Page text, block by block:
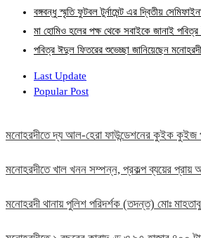
বঙ্গবন্ধু স্মৃতি ফুটবল টুর্নামেন্ট এর দ্বিতীয়
মা হোমিও হলের পক্ষ থেকে সবাইকে জানাই
পবিত্র ঈদুল ফিতরের শুভেচ্ছা জানিয়েছেন
Last Update
Popular Post
মনোহরদীতে দ্য আল-হেরা ফাউন্ডেশনের কুইক কুইজ
মনোহরদীতে খাল খনন সম্পন্ন, প্রকল্প ব্যয়ের প্রায়
মনোহরদী থানায় পুলিশ পরিদর্শক (তদন্ত) মোঃ